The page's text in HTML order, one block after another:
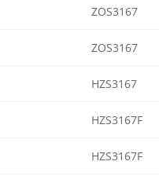
ZOS3167
ZOS3167
HZS3167
HZS3167F
HZS3167F